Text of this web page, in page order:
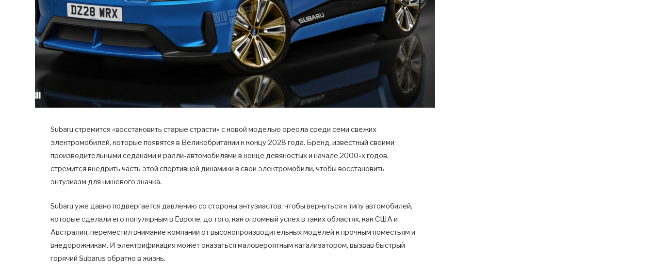
Subaru стремится «восстановить старые страсти» с новой моделью ореола среди семи свежих
электромобилей, которые появятся в Великобритании к концу 2028 года. Бренд, известный своими
производительными седанами и ралли-автомобилями в конце девяностых и начале 2000-х годов,
стремится внедрить часть этой спортивной динамики в свои электромобили, чтобы восстановить
энтузиазм для нишевого значка.
Subaru уже давно подвергается давлению со стороны энтузиастов, чтобы вернуться к типу автомобилей,
которые сделали его популярным в Европе, до того, как огромный успех в таких областях, как США и
Австралия, переместил внимание компании от высокопроизводительных моделей к прочным поместьям и
внедорожникам. И электрификация может оказаться маловероятным катализатором, вызвав быстрый
горячий Subarus обратно в жизнь.